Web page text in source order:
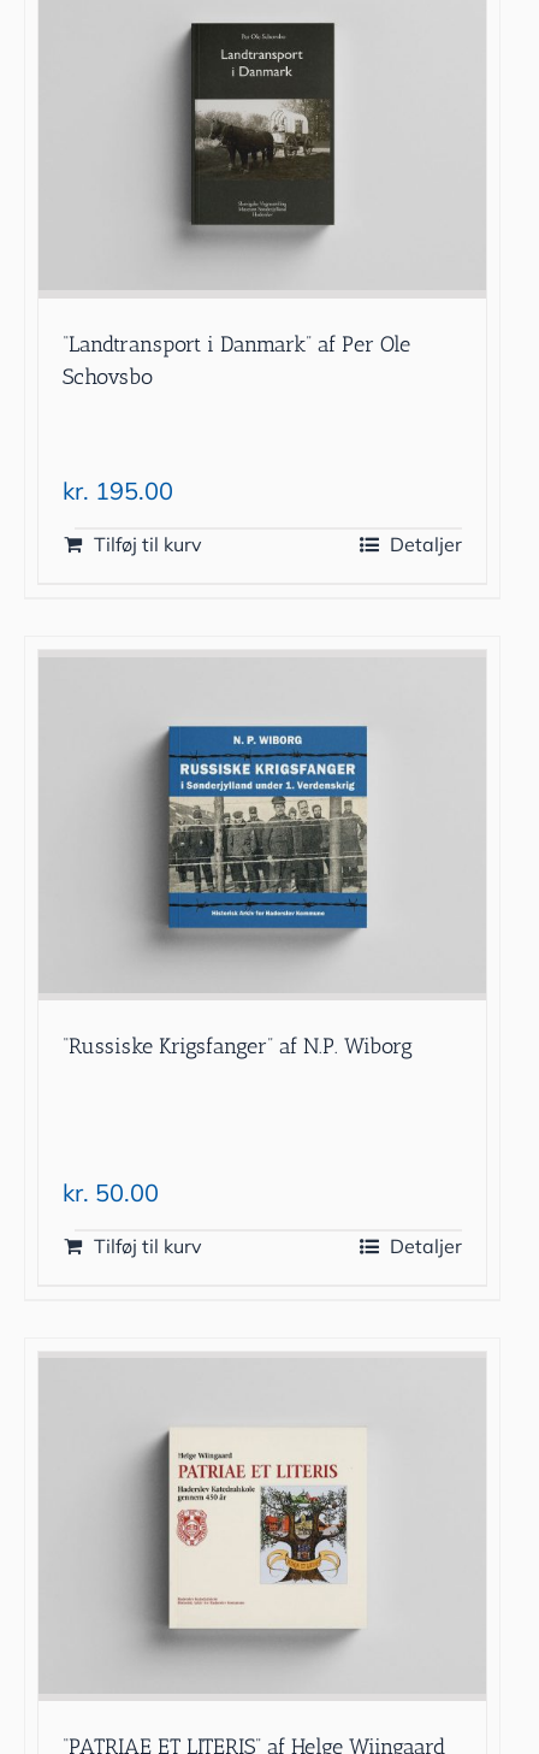
“Landtransport i Danmark” af Per Ole
Schovsbo
kr. 195.00
Tilføj til kurv Detaljer
“Russiske Krigsfanger” af N.P. Wiborg
kr. 50.00
Tilføj til kurv Detaljer
“PATRIAE ET LITERIS” af Helge Wiingaard